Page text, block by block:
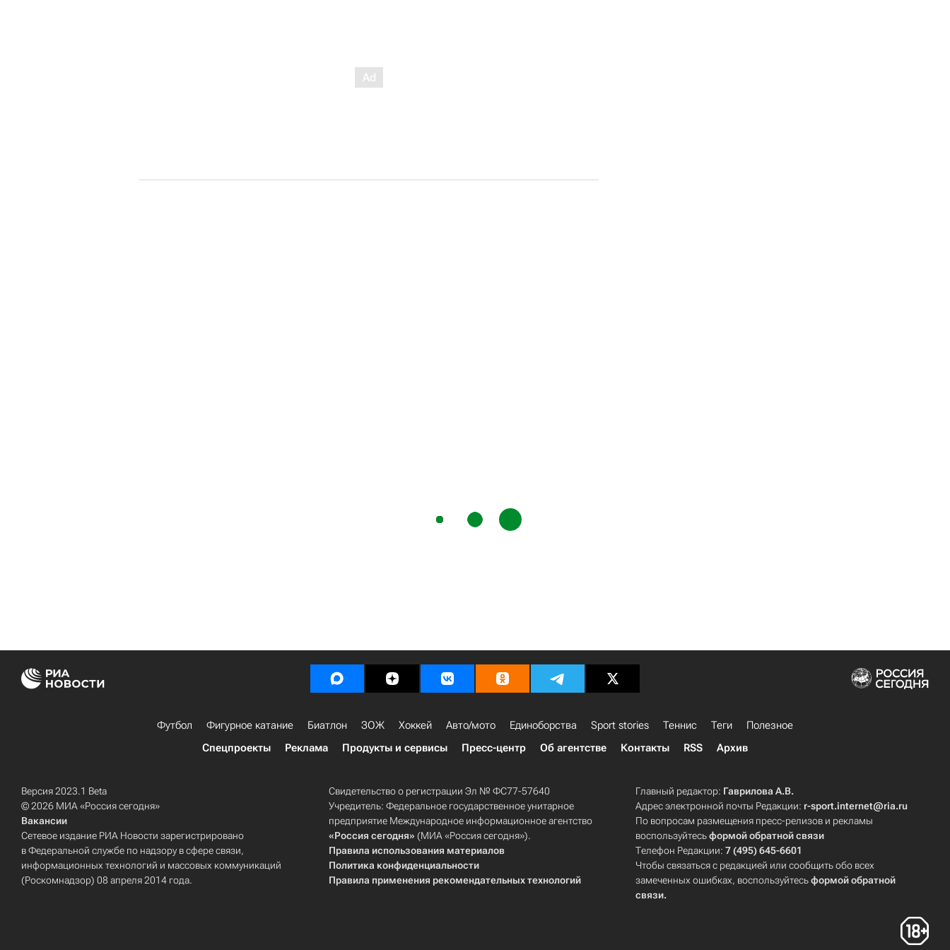
Футбол Фигурное катание Биатлон ЗОЖ Хоккей Авто/мото Единоборства Sport stories Теннис Теги
Полезное
Спецпроекты
Реклама Продукты и сервисы Пресс-центр Об агентстве Контакты RSS Архив
Версия 2023.1 Beta
© 2026 МИА «Россия сегодня»
Вакансии
Сетевое издание РИА Новости зарегистрировано
в Федеральной службе по надзору в сфере связи,
информационных технологий и массовых коммуникаций
(Роскомнадзор) 08 апреля 2014 года.
Свидетельство о регистрации Эл № ФС77-57640
Учредитель: Федеральное государственное унитарное
предприятие Международное информационное агентство
«Россия сегодня» (МИА «Россия сегодня»).
Правила использования материалов
Политика конфиденциальности
Правила применения рекомендательных технологий
Главный редактор: Гаврилова А.В.
Адрес электронной почты Редакции: r-sport.internet@ria.ru
По вопросам размещения пресс-релизов и рекламы
воспользуйтесьформой обратной связи
Телефон Редакции:7 (495) 645-6601
Чтобы связаться с редакцией или сообщить обо всех
замеченных ошибках, воспользуйтесьформой обратной
связи.